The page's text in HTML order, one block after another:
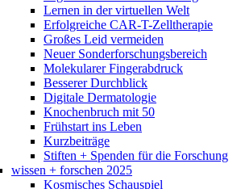
Lernen in der virtuellen Welt
Erfolgreiche CAR-T-Zelltherapie
Großes Leid vermeiden
Neuer Sonderforschungsbereich
Molekularer Fingerabdruck
Besserer Durchblick
Digitale Dermatologie
Knochenbruch mit 50
Frühstart ins Leben
Kurzbeiträge
Stiften + Spenden für die Forschung
wissen + forschen 2025
Kosmisches Schauspiel